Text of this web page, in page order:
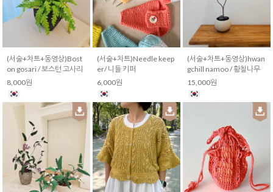
(서술+차트+동영상)Bost
on gosari / 보스턴 고사리
8,000원
(서술+차트)Needle keep
er/ 니들 키퍼
6,000원
(서술+차트+동영상)hwan
gchill namoo / 황칠나무
15,000원